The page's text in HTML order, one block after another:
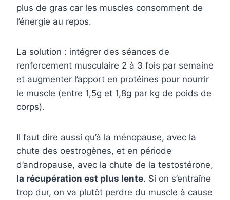
plus de gras car les muscles consomment de
l’énergie au repos.
La solution : intégrer des séances de
renforcement musculaire 2 à 3 fois par semaine
et augmenter l’apport en protéines pour nourrir
le muscle (entre 1,5g et 1,8g par kg de poids de
corps).
Il faut dire aussi qu’à la ménopause, avec la
chute des oestrogènes, et en période
d’andropause, avec la chute de la testostérone,
la récupération est plus lente. Si on s’entraîne
trop dur, on va plutôt perdre du muscle à cause